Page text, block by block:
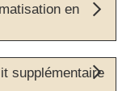
le mieux à
en
chauffage. Notre
supplémentaire